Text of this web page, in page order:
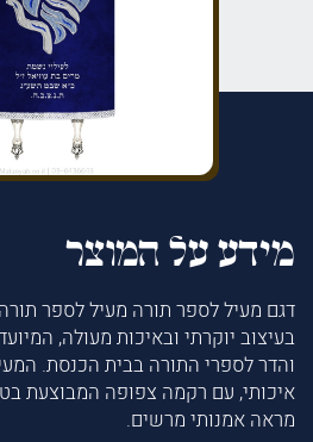
מידע על המוצר
דגם מעיל לספר תורה מעיל לספר
בעיצוב יוקרתי ובאיכות מעולה,
והדר לספרי התורה בבית הכנסת.
איכותי, עם רקמה צפופה המבוצעת
מראה אמנותי מרשים.